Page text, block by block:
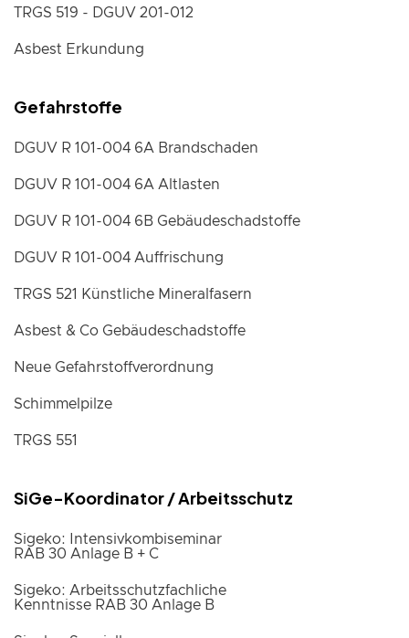
TRGS 519 - DGUV 201-012
Asbest Erkundung
Gefahrstoffe
DGUV R 101-004 6A Brandschaden
DGUV R 101-004 6A Altlasten
DGUV R 101-004 6B Gebäudeschadstoffe
DGUV R 101-004 Auffrischung
TRGS 521 Künstliche Mineralfasern
Asbest & Co Gebäudeschadstoffe
Neue Gefahrstoffverordnung
Schimmelpilze
TRGS 551
SiGe-Koordinator / Arbeitsschutz
Sigeko: Intensivkombiseminar
RAB 30 Anlage B + C
Sigeko: Arbeitsschutzfachliche
Kenntnisse RAB 30 Anlage B